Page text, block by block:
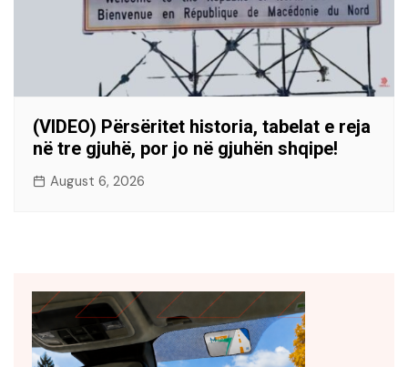
(VIDEO) Përsëritet historia, tabelat e reja
në tre gjuhë, por jo në gjuhën shqipe!
August 6, 2026